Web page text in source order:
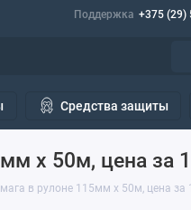
Поддержка +375 (29)
Средства защиты
х 50м, цена за
в рулоне 115мм х 50м, цена за